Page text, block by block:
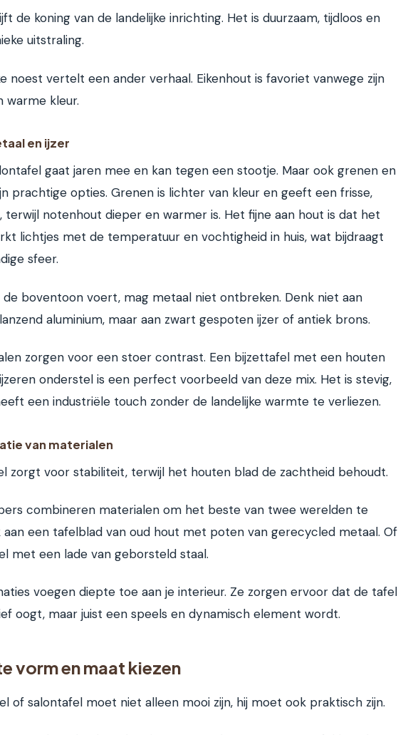
de koning van de landelijke inrichting. Het is duurzaam, tijdloos en
uitstraling.
noest vertelt een ander verhaal. Eikenhout is favoriet vanwege zijn
warme kleur.
en ijzer
gaat jaren mee en kan tegen een stootje. Maar ook grenen en
prachtige opties. Grenen is lichter van kleur en geeft een frisse,
terwijl notenhout dieper en warmer is. Het fijne aan hout is dat het
lichtjes met de temperatuur en vochtigheid in huis, wat bijdraagt
sfeer.
de boventoon voert, mag metaal niet ontbreken. Denk niet aan
aluminium, maar aan zwart gespoten ijzer of antiek brons.
zorgen voor een stoer contrast. Een bijzettafel met een houten
onderstel is een perfect voorbeeld van deze mix. Het is stevig,
een industriële touch zonder de landelijke warmte te verliezen.
van materialen
zorgt voor stabiliteit, terwijl het houten blad de zachtheid behoudt.
combineren materialen om het beste van twee werelden te
aan een tafelblad van oud hout met poten van gerecycled metaal. Of
met een lade van geborsteld staal.
voegen diepte toe aan je interieur. Ze zorgen ervoor dat de tafel
oogt, maar juist een speels en dynamisch element wordt.
vorm en maat kiezen
of salontafel moet niet alleen mooi zijn, hij moet ook praktisch zijn.